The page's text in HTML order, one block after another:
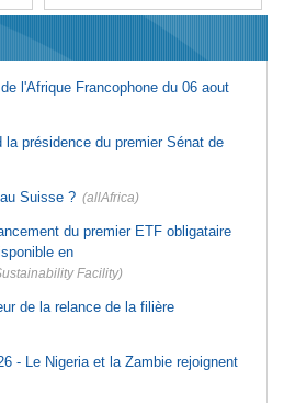
-
blessés dans un grave accident de
calcinée à Moknine après le
rétablissement du courant
premier tour, le Club Africain hérite
Tunisie:Crise sanitaire au pays -
incontrôlable d'Ebola
l'Afrique Francophone du 06 aout
la présidence du premier Sénat de
Suisse ? (allAfrica)
du premier ETF obligataire
en
Facility)
de la relance de la filière
- Le Nigeria et la Zambie rejoignent